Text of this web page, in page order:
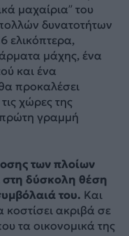
μαχαίρια” του
δυνατοτήτων
ελικόπτερα,
μάχης, ένα
και ένα
προκαλέσει
χώρες της
πρώτη γραμμή
των πλοίων
στη δύσκολη θέση
του. Και
ακριβά σε
τα οικονομικά της